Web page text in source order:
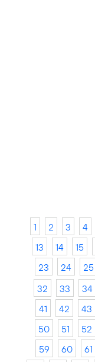
1 2 3 4
13
14 15
23
24 25
32
33 34
41
42 43
50
51 52
59
60 61